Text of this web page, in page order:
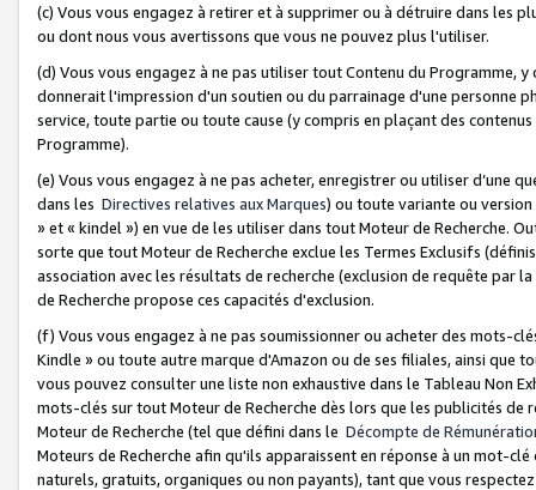
(c) Vous vous engagez à retirer et à supprimer ou à détruire dans les
ou dont nous vous avertissons que vous ne pouvez plus l'utiliser.
(d) Vous vous engagez à ne pas utiliser tout Contenu du Programme,
donnerait l'impression d'un soutien ou du parrainage d'une personne
service, toute partie ou toute cause (y compris en plaçant des
Programme).
(e) Vous vous engagez à ne pas acheter, enregistrer ou utiliser d’une
dans les Directives relatives aux Marques) ou toute variante ou
» et « kindel ») en vue de les utiliser dans tout Moteur de Recherche.
sorte que tout Moteur de Recherche exclue les Termes Exclusifs
association avec les résultats de recherche (exclusion de requête
de Recherche propose ces capacités d'exclusion.
(f) Vous vous engagez à ne pas soumissionner ou acheter des mots-
Kindle » ou toute autre marque d'Amazon ou de ses filiales, ainsi que
vous pouvez consulter une liste non exhaustive dans le Tableau Non
mots-clés sur tout Moteur de Recherche dès lors que les publicités de
Moteur de Recherche (tel que défini dans le Décompte de
Moteurs de Recherche afin qu'ils apparaissent en réponse à un mot-
naturels, gratuits, organiques ou non payants), tant que vous